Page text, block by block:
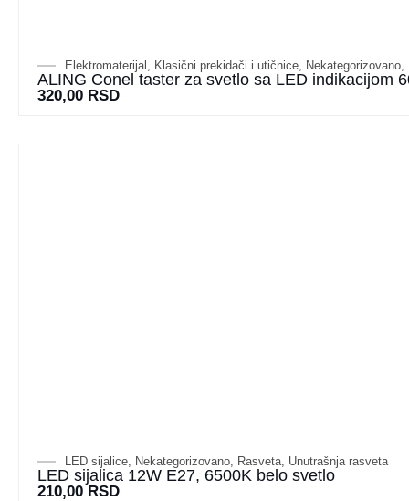
Elektromaterijal , Klasični prekidači i utičnice, Nekategorizovano,
ALING Conel taster za svetlo sa LED indikacijom
320,00 RSD
LED sijalice, Nekategorizovano, Rasveta, Unutrašnja rasveta
LED sijalica 12W E27, 6500K belo svetlo
210,00 RSD